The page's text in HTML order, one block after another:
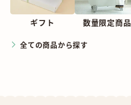
ギフト 数量限定商品
全ての商品から探す